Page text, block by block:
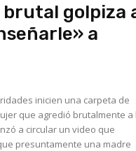
golpiza
a
inicien una carpeta de
que agredió brutalmente a
presuntamente una madre